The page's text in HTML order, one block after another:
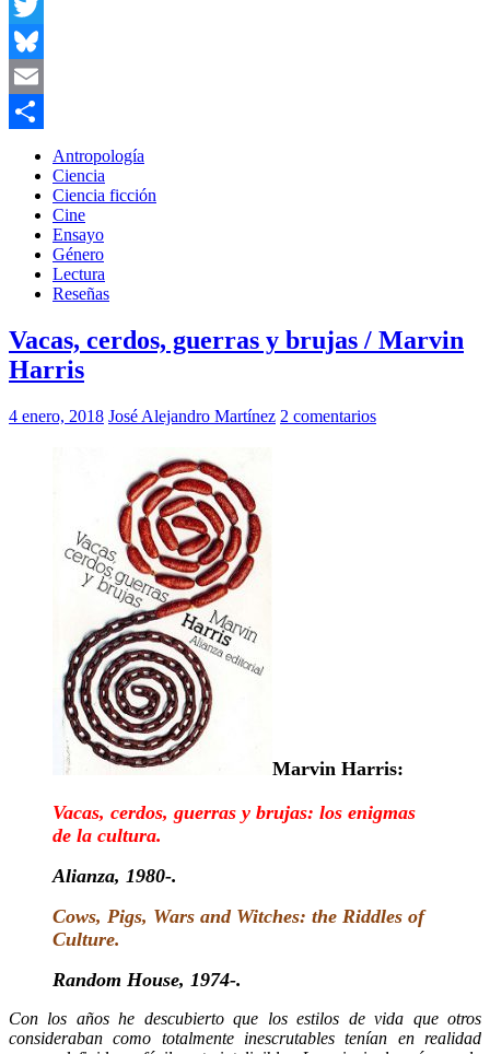
Facebook
Twitter
Bluesky
Email
Compartir
Antropología
Ciencia
Ciencia ficción
Cine
Ensayo
Género
Lectura
Reseñas
Vacas, cerdos, guerras y brujas / Marvin
Harris
4 enero, 2018 José Alejandro Martínez 2 comentarios
Marvin Harris:
Vacas, cerdos, guerras y brujas: los enigmas
de la cultura.
Alianza, 1980-.
Cows, Pigs, Wars and Witches: the Riddles of
Culture.
Random House, 1974-.
Con los años he descubierto que los estilos de vida que otros
consideraban como totalmente inescrutables tenían en realidad